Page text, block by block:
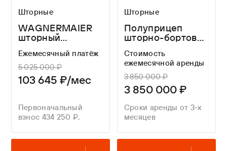
Шторные
WAGNERMAIER
шторный
CRS4 16,3 метра
Ежемесячный платёж
5 025 000 ₽
103 645 ₽/мес
Первоначальный
взнос 434 250 ₽.
Шторные
Полуприцеп
шторно-бортовой
CRS3 FOR A
LONG TIME
Стоимость
ежемесячной аренды
3 850 000 ₽
3 850 000 ₽
Сроки аренды от 3-х
месяцев